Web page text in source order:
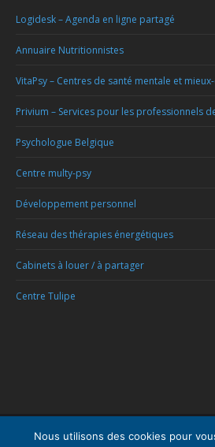
Logidesk – Agenda en ligne partagé
Annuaire Nutritionnistes
VitaPsy – Centres de santé mentale et
Privium – Services pour les professionnels
Psychologue Belgique
Centre multy-psy
Développement personnel
Réseau des thérapies énergétiques
Cabinets à louer / à partager
Centre Tulipe
Nous utilisons des cookies pour